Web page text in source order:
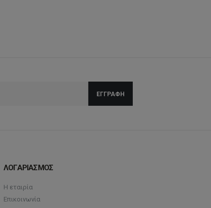
ΛΟΓΑΡΙΑΣΜΟΣ
Η εταιρία
Επικοινωνία